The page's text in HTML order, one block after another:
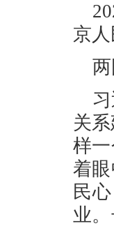
京
关
样
着
民
业